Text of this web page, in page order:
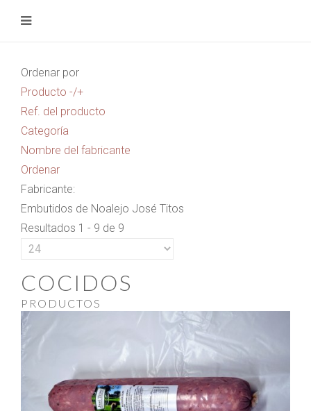
Ordenar por
Producto -/+
Ref. del producto
Categoría
Nombre del fabricante
Ordenar
Fabricante:
Embutidos de Noalejo José Titos
Resultados 1 - 9 de 9
COCIDOS
PRODUCTOS